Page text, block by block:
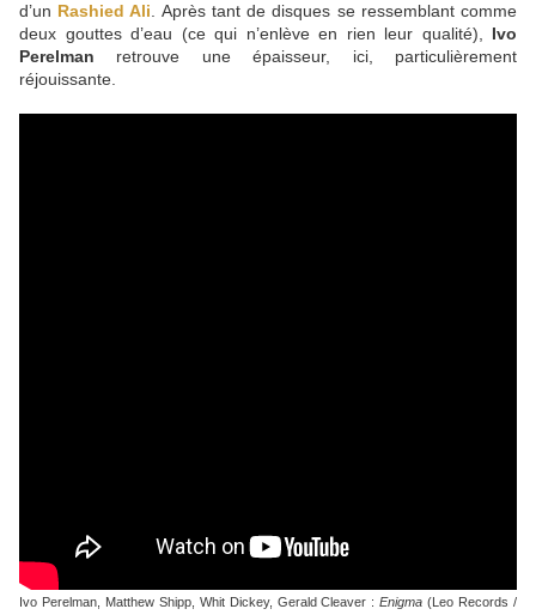
d’un Rashied Ali . Après tant de disques se ressemblant comme
deux gouttes d’eau (ce qui n’enlève en rien leur qualité),
Ivo
Perelman retrouve une épaisseur, ici, particulièrement
réjouissante.
Ivo Perelman, Matthew Shipp, Whit Dickey, Gerald Cleaver :Enigma (Leo Records /